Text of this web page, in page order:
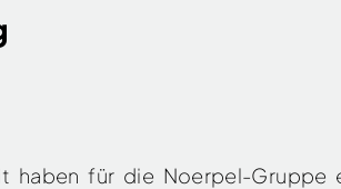
haben für die Noerpel-